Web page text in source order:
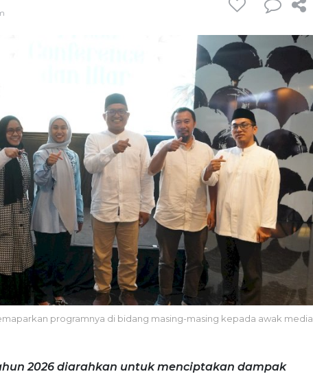
programnya di bidang masing-masing kepada awak media
2026 diarahkan untuk menciptakan dampak